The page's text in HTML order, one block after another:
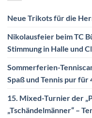
Neue Trikots für die
Nikolausfeier beim TC
Stimmung in Halle und
Sommerferien-
Spaß und Tennis pur für
15. Mixed-Turnier der
„Tschändelmänner“ –